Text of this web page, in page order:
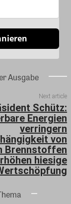
Ausgabe
Next article
Schütz:
Energien
verringern
von
Brennstoffen
hiesige